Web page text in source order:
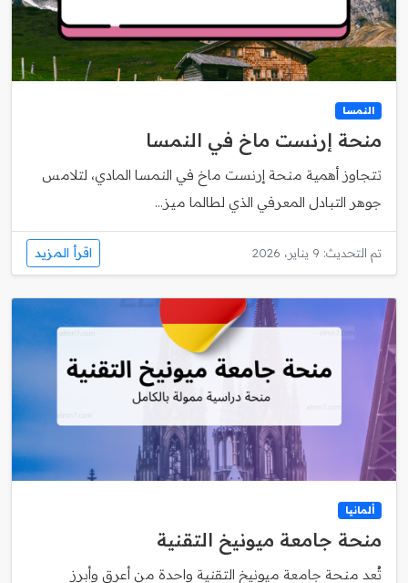
النمسا
منحة إرنست ماخ في النمسا
تتجاوز أهمية منحة إرنست ماخ في النمسا المادي، لتلامس
جوهر التبادل المعرفي الذي لطالما ميز...
تم التحديث: 9 يناير، 2026 اقرأ المزيد
ألمانيا
منحة جامعة ميونيخ التقنية
تُعد منحة جامعة ميونيخ التقنية واحدة من أعرق وأبرز